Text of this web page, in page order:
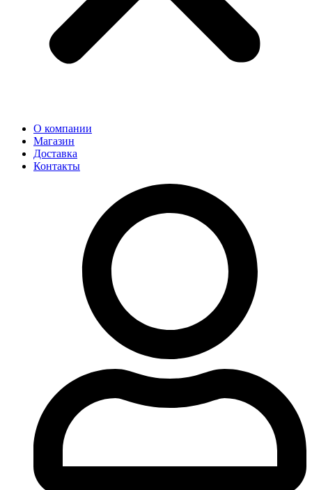
О компании
Магазин
Доставка
Контакты